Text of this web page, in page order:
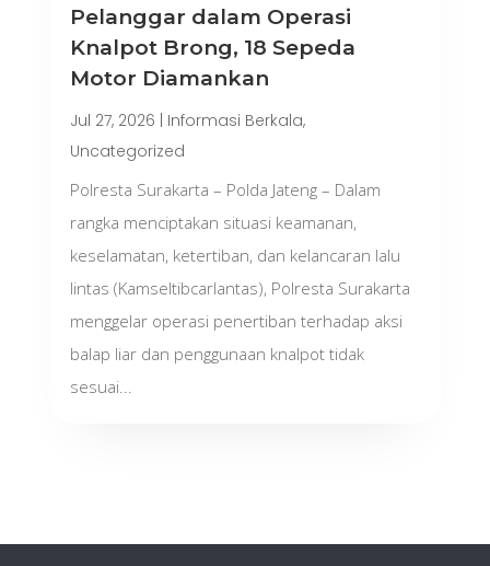
Pelanggar dalam Operasi
Knalpot Brong, 18 Sepeda
Motor Diamankan
Jul 27, 2026 | Informasi Berkala,
Uncategorized
Polresta Surakarta – Polda Jateng – Dalam
rangka menciptakan situasi keamanan,
keselamatan, ketertiban, dan kelancaran lalu
lintas (Kamseltibcarlantas), Polresta Surakarta
menggelar operasi penertiban terhadap aksi
balap liar dan penggunaan knalpot tidak
sesuai...